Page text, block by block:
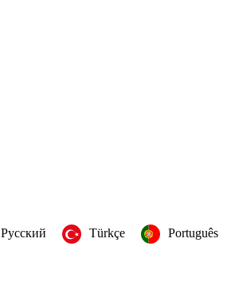
Русский Türkçe Português